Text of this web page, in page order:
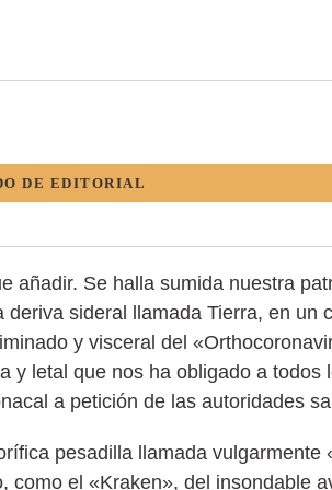
DE EDITORIAL
añadir. Se halla sumida nuestra
sideral llamada Tierra, en un
y visceral del
y letal que nos ha obligado a todos
a petición de las autoridades
pesadilla llamada vulgarmente
como el «Kraken», del insondable